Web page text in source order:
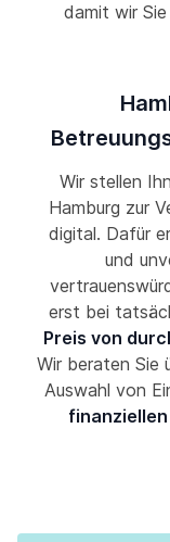
damit wir
Wir stellen
Hamburg zur
digital. Dafür
und
erst bei
Preis von
Wir beraten Sie
Auswahl von